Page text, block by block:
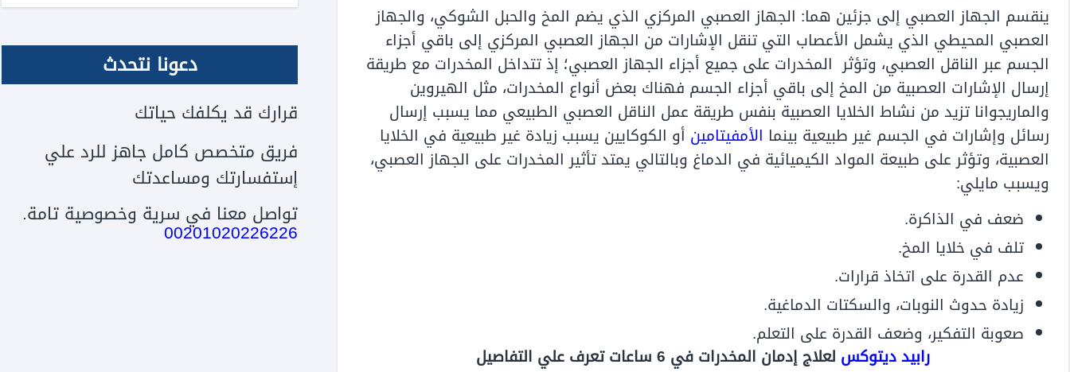
ينقسم الجهاز العصبي إلى جزئين هما: الجهاز العصبي المركزي الذي يضم المخ والحبل الشوكي، والجهاز
العصبي المحيطي الذي يشمل الأعصاب التي تنقل الإشارات من الجهاز العصبي المركزي إلى باقي أجزاء
الجسم عبر الناقل العصبي، وتؤثر المخدرات على جميع أجزاء الجهاز العصبي؛ إذ تتداخل المخدرات مع طريقة
إرسال الإشارات العصبية من المخ إلى باقي أجزاء الجسم فهناك بعض أنواع المخدرات، مثل الهيروين
والماريجوانا تزيد من نشاط الخلايا العصبية بنفس طريقة عمل الناقل العصبي الطبيعي مما يسبب إرسال
رسائل وإشارات في الجسم غير طبيعية بينما الأمفيتامين أو الكوكايين يسبب زيادة غير طبيعية في الخلايا
العصبية، وتؤثر على طبيعة المواد الكيميائية في الدماغ وبالتالي يمتدتأثير المخدرات على الجهاز العصبي،
ويسبب مايلي:
ضعف في الذاكرة.
تلف في خلايا المخ.
عدم القدرة على اتخاذ قرارات.
زيادة حدوث النوبات، والسكتات الدماغية.
صعوبة التفكير، وضعف القدرة على التعلم.
رابيد ديتوكس لعلاج إدمان المخدرات في 6 ساعات تعرف علي التفاصيل
دعونا نتحدث
قرارك قد يكلفك حياتك
فريق متخصص كامل جاهز للرد علي
إستفسارتك ومساعدتك
تواصل معنا في سرية وخصوصية تامة.
00201020226226